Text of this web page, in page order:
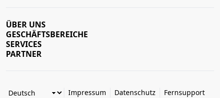
ÜBER UNS
GESCHÄFTSBEREICHE
SERVICES
PARTNER
Impressum Datenschutz Fernsupport